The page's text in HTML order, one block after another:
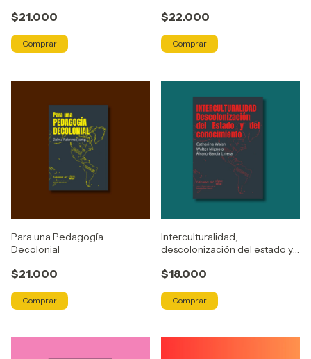
$21.000 $22.000
Para una Pedagogía
Decolonial
$21.000
Interculturalidad,
descolonización del estado y
$18.000